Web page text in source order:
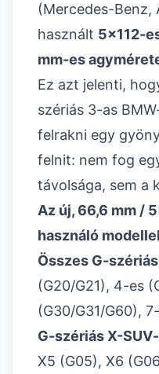
(Mercedes-Benz,
használt 5x112-
mm-es
Ez azt jelenti,
szériás 3-as
felrakni egy
felnit: nem fog
távolsága, sem a
Az új, 66,6 mm /
használó
Összes G-
(G20/G21), 4-es
(G30/G31/G60),
G-szériás X-
X5 (G05), X6